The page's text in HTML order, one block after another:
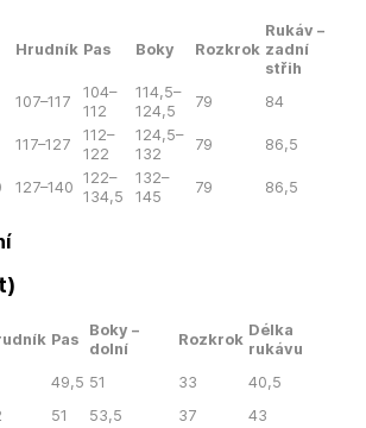
Hrudník Pas Boky Rozkrok
Rukáv –
zadní
střih
107–117
104–
112
114,5–
124,5
79 84
117–127
112–
122
124,5–
132
79 86,5
127–140
122–
134,5
132–
145
79 86,5
Pas
Boky –
dolní
Rozkrok
Délka
rukávu
49,5 51 33
40,5
51 53,5 37
43